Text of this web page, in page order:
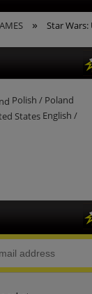
» Star
Polish / Poland
English /